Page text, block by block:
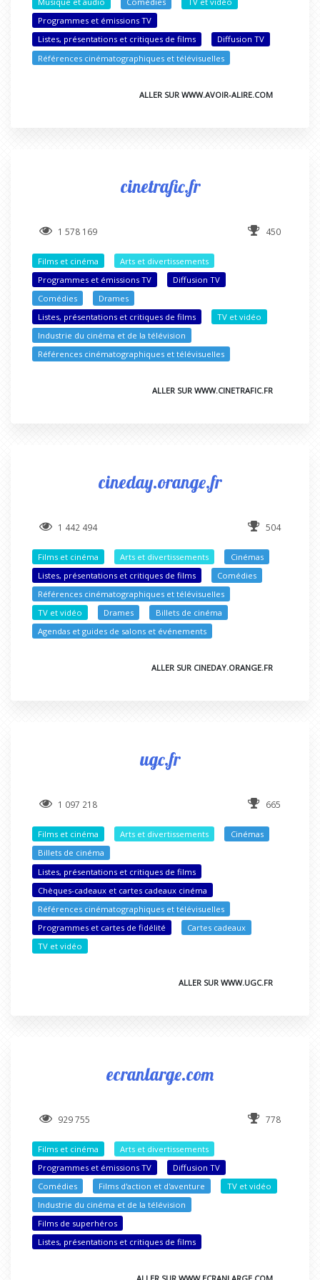
Programmes et émissions TV
Listes, présentations et critiques de films
Diffusion TV
Références cinématographiques et télévisuelles
ALLER SUR WWW.AVOIR-ALIRE.COM
cinetrafic.fr
1 578 169 450
Films et cinéma
Arts et divertissements
Programmes et émissions TV
Diffusion TV
Comédies
Drames
Listes, présentations et critiques de films
TV et vidéo
Industrie du cinéma et de la télévision
Références cinématographiques et télévisuelles
ALLER SUR WWW.CINETRAFIC.FR
cineday.orange.fr
1 442 494 504
Films et cinéma Arts et divertissements
Cinémas
Listes, présentations et critiques de films
Comédies
Références cinématographiques et télévisuelles
TV et vidéo
Drames
Billets de cinéma
Agendas et guides de salons et événements
ALLER SUR CINEDAY.ORANGE.FR
ugc.fr
1 097 218 665
Films et cinéma Arts et divertissements
Cinémas
Billets de cinéma
Listes, présentations et critiques de films
Chèques-cadeaux et cartes cadeaux cinéma
Références cinématographiques et télévisuelles
Programmes et cartes de fidélité
Cartes cadeaux
TV et vidéo
ALLER SUR WWW.UGC.FR
ecranlarge.com
929 755 778
Films et cinéma
Arts et divertissements
Programmes et émissions TV
Diffusion TV
Comédies
Films d'action et d'aventure
TV et vidéo
Industrie du cinéma et de la télévision
Films de superhéros
Listes, présentations et critiques de films